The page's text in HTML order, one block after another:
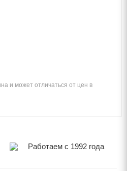
и может отличаться от цен в
Работаем с 1992 года